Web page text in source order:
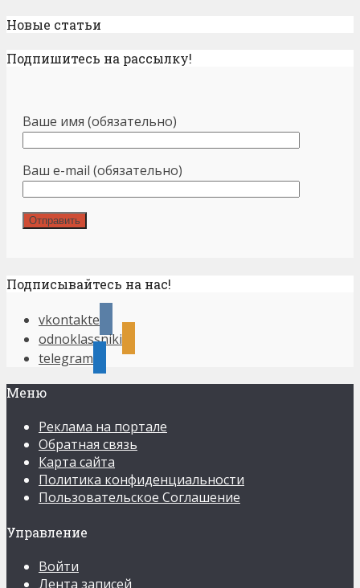
Новые статьи
Подпишитесь на рассылку!
Ваше имя (обязательно)
Ваш e-mail (обязательно)
Подписывайтесь на нас!
vkontakte
odnoklassniki
telegram
Меню
Реклама на портале
Обратная связь
Карта сайта
Политика конфиденциальности
Пользовательское Соглашение
Управление
Войти
Лента записей